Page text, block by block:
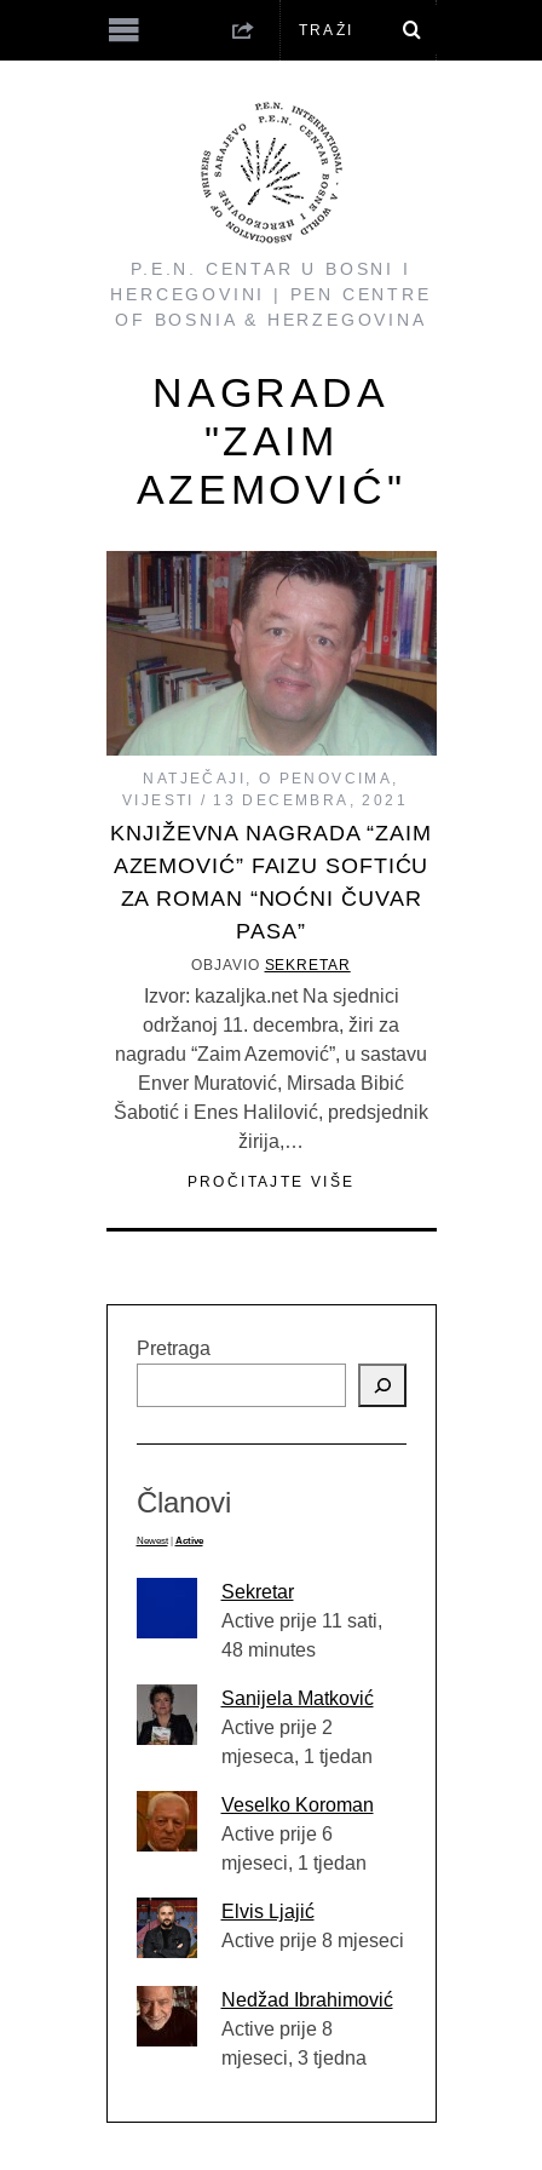
P.E.N. CENTAR U BOSNI I
HERCEGOVINI | PEN CENTRE
OF BOSNIA & HERZEGOVINA
NAGRADA
"ZAIM
AZEMOVIĆ"
NATJEČAJI O PENOVCIMA
VIJESTI
13 DECEMBRA, 2021
KNJIŽEVNA NAGRADA “ZAIM
AZEMOVIĆ” FAIZU SOFTIĆU
ZA ROMAN “NOĆNI ČUVAR
PASA”
OBJAVIO SEKRETAR
Izvor: kazaljka.net Na sjednici
održanoj 11. decembra, žiri za
nagradu “Zaim Azemović”, u sastavu
Enver Muratović, Mirsada Bibić
Šabotić i Enes Halilović, predsjednik
žirija,…
PROČITAJTE VIŠE
Pretraga
Članovi
Newest | Active
Sekretar
Active prije 11 sati,
48 minutes
Sanijela Matković
Active prije 2
mjeseca, 1 tjedan
Veselko Koroman
Active prije 6
mjeseci, 1 tjedan
Elvis Ljajić
Active prije 8 mjeseci
Nedžad Ibrahimović
Active prije 8
mjeseci, 3 tjedna